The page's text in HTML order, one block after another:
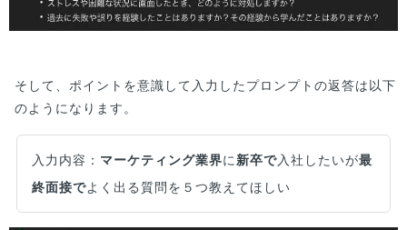
そして、ポイントを意識して入力したプロンプトの返答は以下
のようになります。
入力内容： マーケティング業界に 新卒で入社したいが最
終面接でよく出る質問を５つ教えてほしい